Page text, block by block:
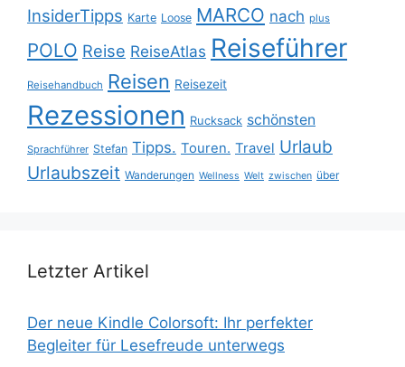
InsiderTipps Karte Loose MARCO nach plus
POLO Reise ReiseAtlas Reiseführer
Reisehandbuch Reisen Reisezeit
Rezessionen Rucksack schönsten
Sprachführer Stefan Tipps. Touren. Travel Urlaub
Urlaubszeit Wanderungen Wellness Welt zwischen über
Letzter Artikel
Der neue Kindle Colorsoft: Ihr perfekter
Begleiter für Lesefreude unterwegs